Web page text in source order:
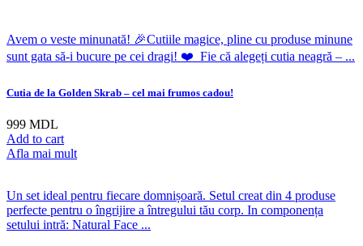
Avem o veste minunată! 🎉Cutiile magice, pline cu produse minune
sunt gata să-i bucure pe cei dragi! ❤️ ⁣ ⁣Fie că alegeți cutia neagră – ...
Cutia de la Golden Skrab – cel mai frumos cadou!
999 MDL
Add to cart
Afla mai mult
Un set ideal pentru fiecare domnișoară. Setul creat din 4 produse
perfecte pentru o îngrijire a întregului tău corp. In componența
setului intră: Natural Face ...